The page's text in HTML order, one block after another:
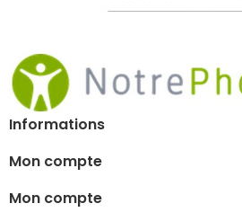
Informations
Mon compte
Mon compte